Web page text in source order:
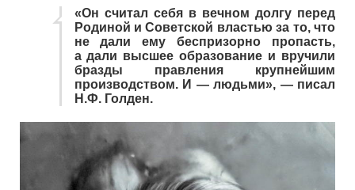
«Он считал себя в вечном долгу перед
Родиной и Советской властью за то, что
не дали ему беспризорно пропасть,
а дали высшее образование и вручили
бразды правления крупнейшим
производством. И — людьми», — писал
Н.Ф. Голден.